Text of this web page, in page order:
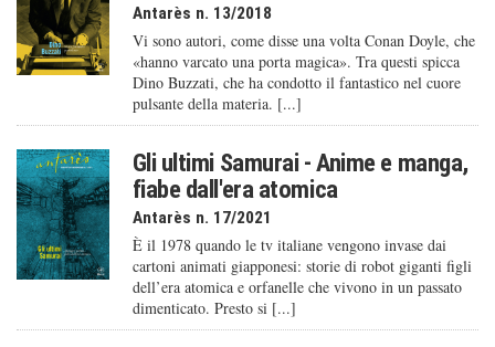
Antarès n. 13/2018
Vi sono autori, come disse una volta Conan Doyle, che
«hanno varcato una porta magica». Tra questi spicca
Dino Buzzati, che ha condotto il fantastico nel cuore
pulsante della materia. [...]
Gli ultimi Samurai - Anime e manga,
fiabe dall'era atomica
Antarès n. 17/2021
È il 1978 quando le tv italiane vengono invase dai
cartoni animati giapponesi: storie di robot giganti figli
dell’era atomica e orfanelle che vivono in un passato
dimenticato. Presto si [...]